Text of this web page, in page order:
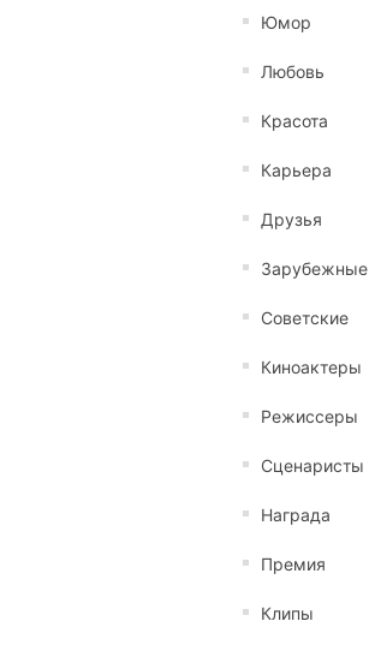
Юмор
Любовь
Красота
Карьера
Друзья
Зарубежные
Советские
Киноактеры
Режиссеры
Сценаристы
Награда
Премия
Клипы